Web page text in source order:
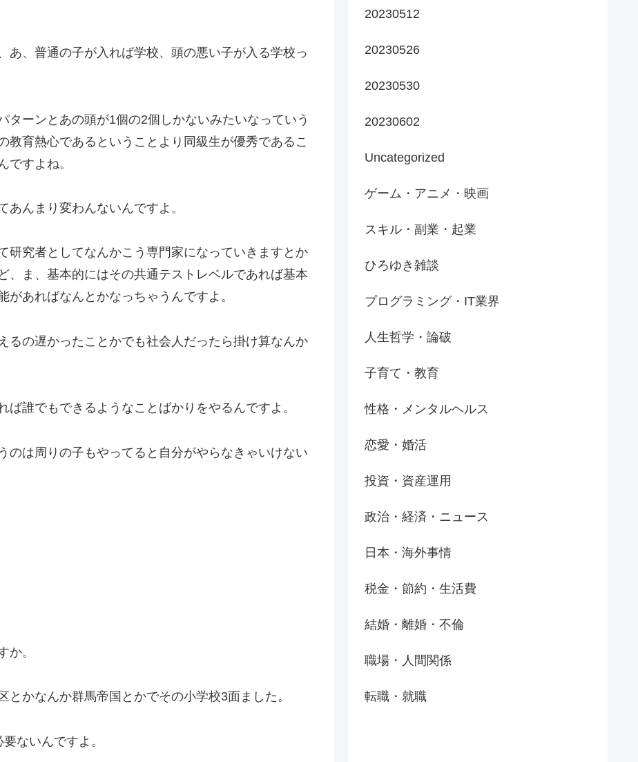
あ、普通の子が入れば学校、頭の悪い子が入る学校っ
ターンとあの頭が1個の2個しかないみたいなっていう
育熱心であるということより同級生が優秀であるこ
ですよね。
んまり変わんないんですよ。
研究者としてなんかこう専門家になっていきますとか
、ま、基本的にはその共通テストレベルであれば基本
あればなんとかなっちゃうんですよ。
るの遅かったことかでも社会人だったら掛け算なんか
誰でもできるようなことばかりをやるんですよ。
のは周りの子もやってると自分がやらなきゃいけない
か。
かなんか群馬帝国とかでその小学校3面ました。
ないんですよ。
20230512
20230526
20230530
20230602
Uncategorized
ゲーム・アニメ・映画
スキル・副業・起業
ひろゆき雑談
プログラミング・IT業界
人生哲学・論破
子育て・教育
性格・メンタルヘルス
恋愛・婚活
投資・資産運用
政治・経済・ニュース
日本・海外事情
税金・節約・生活費
結婚・離婚・不倫
職場・人間関係
転職・就職